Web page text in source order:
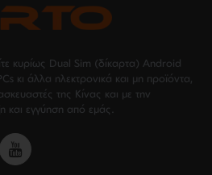
κυρίως Dual Sim (δίκαρτα) Android
κι άλλα ηλεκτρονικά και μη προϊόντα,
της Κίνας και με την
και εγγύηση από εμάς.